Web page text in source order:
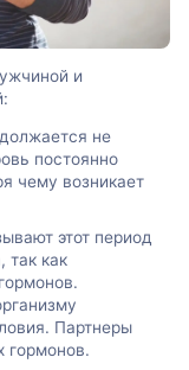
и
не
постоянно
чему возникает
этот период
так как
Партнеры
гормонов.